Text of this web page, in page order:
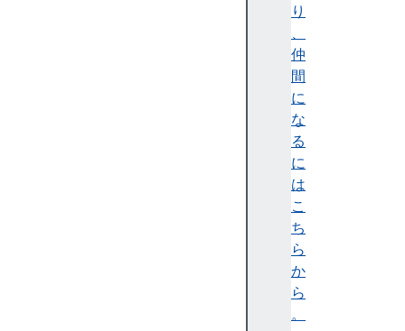
り
、
仲
間
に
な
る
に
は
こ
ち
ら
か
ら
。